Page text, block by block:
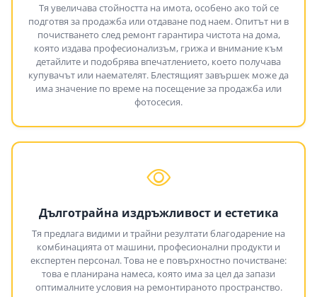
Тя увеличава стойността на имота, особено ако той се
подготвя за продажба или отдаване под наем. Опитът ни в
почистването след ремонт гарантира чистота на дома,
която издава професионализъм, грижа и внимание към
детайлите и подобрява впечатлението, което получава
купувачът или наемателят. Блестящият завършек може да
има значение по време на посещение за продажба или
фотосесия.
Дълготрайна издръжливост и естетика
Тя предлага видими и трайни резултати благодарение на
комбинацията от машини, професионални продукти и
експертен персонал. Това не е повърхностно почистване:
това е планирана намеса, която има за цел да запази
оптималните условия на ремонтираното пространство.